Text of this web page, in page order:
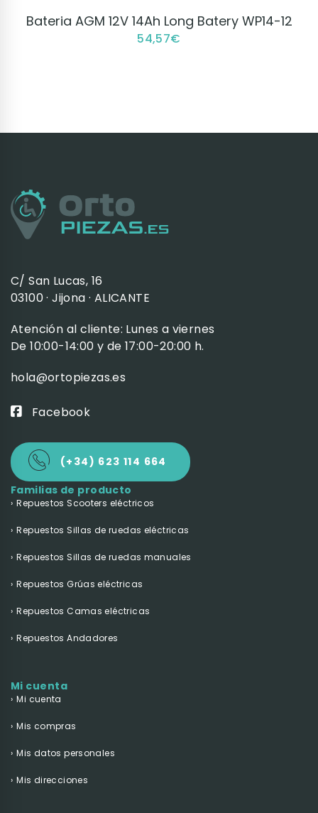
VER PRODUCTO
Bateria AGM 12V 14Ah Long Batery WP14-12
54,57€
C/ San Lucas, 16
03100 · Jijona · ALICANTE
Atención al cliente: Lunes a viernes
De 10:00-14:00 y de 17:00-20:00 h.
hola@ortopiezas.es
Facebook
(+34) 623 114 664
Familias de producto
Repuestos Scooters eléctricos
Repuestos Sillas de ruedas eléctricas
Repuestos Sillas de ruedas manuales
Repuestos Grúas eléctricas
Repuestos Camas eléctricas
Repuestos Andadores
Mi cuenta
Mi cuenta
Mis compras
Mis datos personales
Mis direcciones